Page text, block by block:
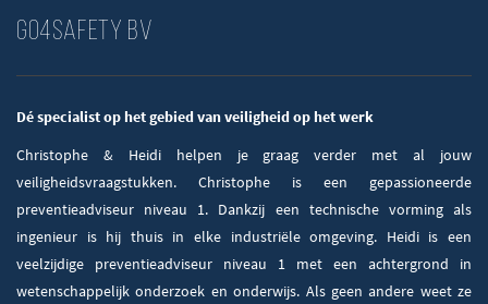
GO4SAFETY BV
Dé specialist op het gebied van veiligheid op het werk
Christophe & Heidi helpen je graag verder met al jouw
veiligheidsvraagstukken. Christophe is een gepassioneerde
preventieadviseur niveau 1. Dankzij een technische vorming als
ingenieur is hij thuis in elke industriële omgeving. Heidi is een
veelzijdige preventieadviseur niveau 1 met een achtergrond in
wetenschappelijk onderzoek en onderwijs. Als geen andere weet ze